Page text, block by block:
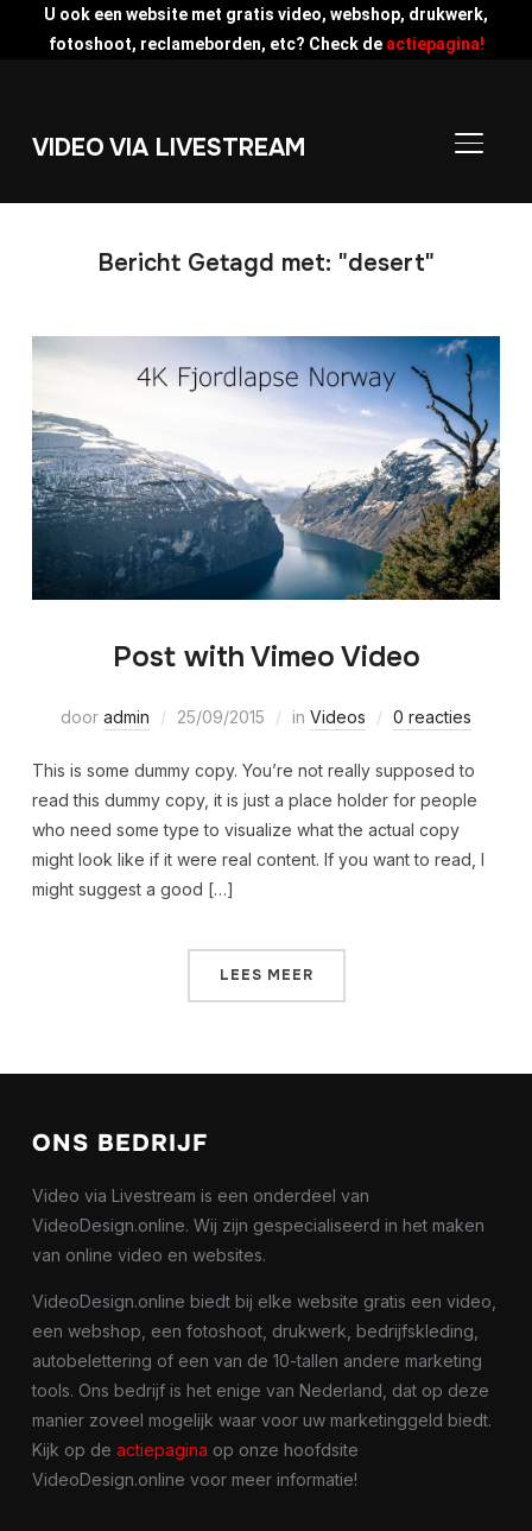
U ook een website met gratis video, webshop, drukwerk,
fotoshoot, reclameborden, etc? Check de actiepagina!
VIDEO VIA LIVESTREAM
Bericht Getagd met: "desert"
Post with Vimeo Video
door admin 25/09/2015 in Videos 0 reacties
This is some dummy copy. You’re not really supposed to
read this dummy copy, it is just a place holder for people
who need some type to visualize what the actual copy
might look like if it were real content. If you want to read, I
might suggest a good […]
LEES MEER
ONS BEDRIJF
Video via Livestream is een onderdeel van
VideoDesign.online. Wij zijn gespecialiseerd in het maken
van online video en websites.
VideoDesign.online biedt bij elke website gratis een video,
een webshop, een fotoshoot, drukwerk, bedrijfskleding,
autobelettering of een van de 10-tallen andere marketing
tools. Ons bedrijf is het enige van Nederland, dat op deze
manier zoveel mogelijk waar voor uw marketinggeld biedt.
Kijk op de actiepagina op onze hoofdsite
VideoDesign.online voor meer informatie!